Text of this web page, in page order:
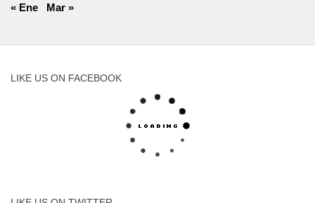
« Ene
Mar »
LIKE US ON FACEBOOK